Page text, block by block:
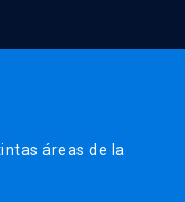
áreas de la